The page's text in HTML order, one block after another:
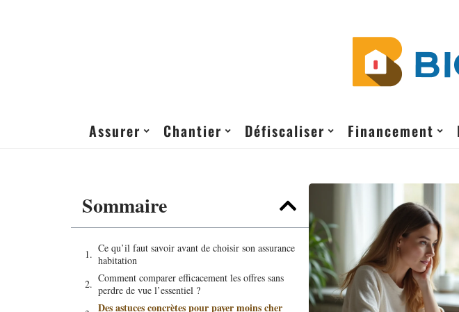
Assurer Chantier Défiscaliser Financement
Sommaire
Ce qu’il faut savoir avant de choisir son assurance
habitation
Comment comparer efficacement les offres sans
perdre de vue l’essentiel ?
Des astuces concrètes pour payer moins cher